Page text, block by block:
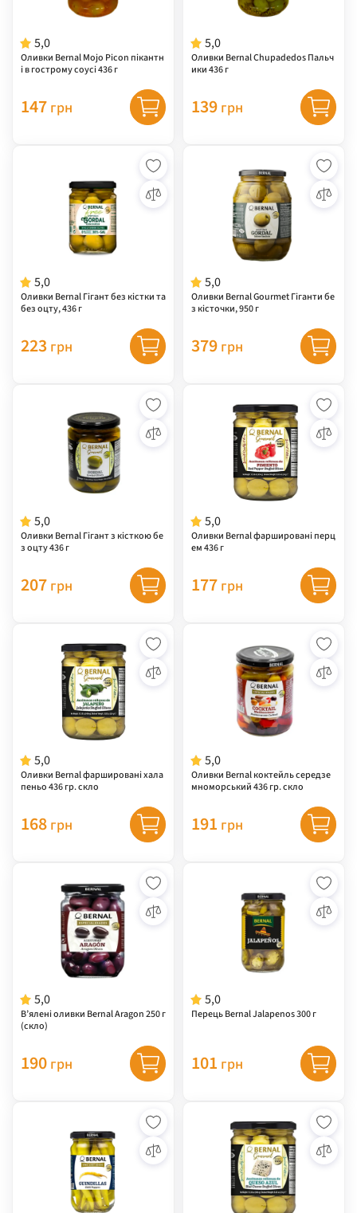
5,0
Оливки Bernal Mojo Picon пікантн
і в гострому соусі 436 г
147 грн
5,0
Оливки Bernal Chupadedos Пальч
ики 436 г
139 грн
5,0
Оливки Bernal Гігант без кістки та
без оцту, 436 г
223 грн
5,0
Оливки Bernal Gourmet Гіганти бе
з кісточки, 950 г
379 грн
5,0
Оливки Bernal Гігант з кісткою бе
з оцту 436 г
207 грн
5,0
Оливки Bernal фаршировані перц
ем 436 г
177 грн
5,0
Оливки Bernal фаршировані хала
пеньо 436 гр. скло
168 грн
5,0
Оливки Bernal коктейль середзе
мноморський 436 гр. скло
191 грн
5,0
В’ялені оливки Bernal Aragon 250 г
(скло)
190 грн
5,0
Перець Bernal Jalapenos 300 г
101 грн